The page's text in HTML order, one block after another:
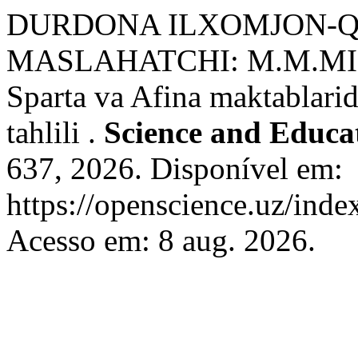
DURDONA ILXOMJON-
MASLAHATCHI:
Sparta va Afina
tahlili . Science and
637, 2026. Disponível em:
https://openscience.uz/
Acesso em: 8 aug. 2026.